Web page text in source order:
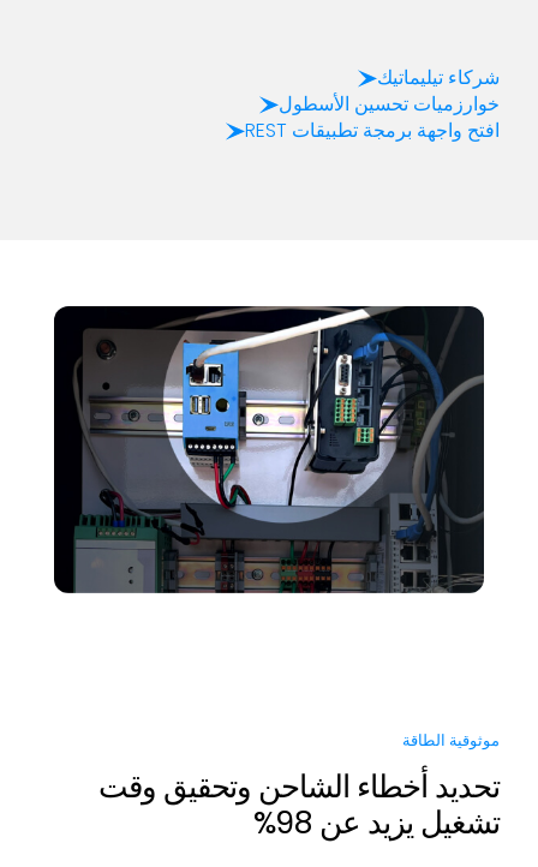
شركاء تيليماتيك
خوارزميات تحسين الأسطول
افتح واجهة برمجة تطبيقات REST
موثوقية الطاقة
تحديد أخطاء الشاحن وتحقيق وقت
تشغيل يزيد عن 98%